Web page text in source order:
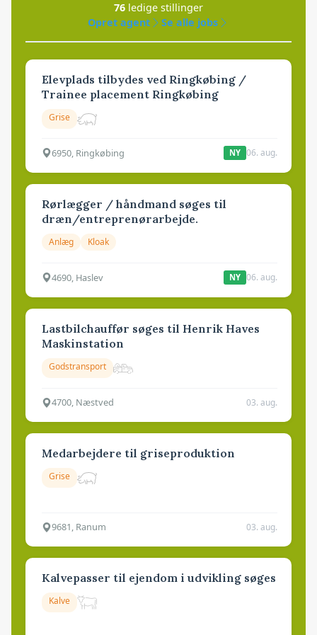
76 ledige stillinger
Opret agent
Se alle jobs
Elevplads tilbydes ved Ringkøbing /
Trainee placement Ringkøbing
Grise
6950, Ringkøbing NY 06. aug.
Rørlægger / håndmand søges til
dræn/entreprenørarbejde.
Anlæg Kloak
4690, Haslev NY 06. aug.
Lastbilchauffør søges til Henrik Haves
Maskinstation
Godstransport
4700, Næstved 03. aug.
Medarbejdere til griseproduktion
Grise
9681, Ranum 03. aug.
Kalvepasser til ejendom i udvikling søges
Kalve